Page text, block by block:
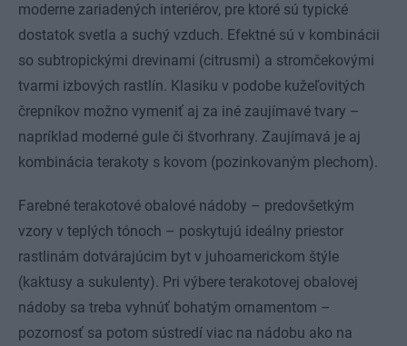
moderne zariadených interiérov, pre ktoré sú typické
dostatok svetla a suchý vzduch. Efektné sú v kombinácii
so subtropickými drevinami (citrusmi) a stromčekovými
tvarmi izbových rastlín. Klasiku v podobe kužeľovitých
črepníkov možno vymeniť aj za iné zaujímavé tvary –
napríklad moderné gule či štvorhrany. Zaujímavá je aj
kombinácia terakoty s kovom (pozinkovaným plechom).
Farebné terakotové obalové nádoby – predovšetkým
vzory v teplých tónoch – poskytujú ideálny priestor
rastlinám dotvárajúcim byt v juhoamerickom štýle
(kaktusy a sukulenty). Pri výbere terakotovej obalovej
nádoby sa treba vyhnúť bohatým ornamentom –
pozornosť sa potom sústredí viac na nádobu ako na